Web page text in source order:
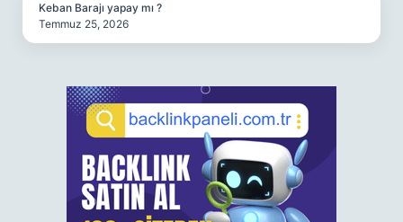
Keban Barajı yapay mı ?
Temmuz 25, 2026